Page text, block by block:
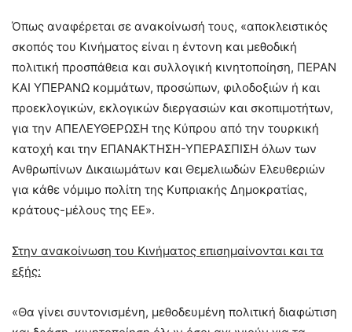
Όπως αναφέρεται σε ανακοίνωσή τους, «αποκλειστικός
σκοπός του Κινήματος είναι η έντονη και μεθοδική
πολιτική προσπάθεια και συλλογική κινητοποίηση, ΠΕΡΑΝ
ΚΑΙ ΥΠΕΡΑΝΩ κομμάτων, προσώπων, φιλοδοξιών ή και
προεκλογικών, εκλογικών διεργασιών και σκοπιμοτήτων,
για την ΑΠΕΛΕΥΘΕΡΩΣΗ της Κύπρου από την τουρκική
κατοχή και την ΕΠΑΝΑΚΤΗΣΗ-ΥΠΕΡΑΣΠΙΣΗ όλων των
Ανθρωπίνων Δικαιωμάτων και Θεμελιωδών Ελευθεριών
για κάθε νόμιμο πολίτη της Κυπριακής Δημοκρατίας,
κράτους-μέλους της ΕΕ».
Στην ανακοίνωση του Κινήματος επισημαίνονται και τα
εξής:
«Θα γίνει συντονισμένη, μεθοδευμένη πολιτική διαφώτιση